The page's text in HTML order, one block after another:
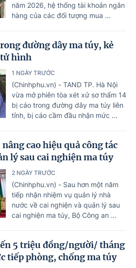
năm 2026, hệ thống tài khoản ngân
hàng của các đối tượng mua ...
đường dây ma túy, kẻ
hình
1 NGÀY TRƯỚC
(Chinhphu.vn) - TAND TP. Hà Nội
vừa mở phiên tòa xét xử sơ thẩm 14
bị cáo trong đường dây ma túy liên
tỉnh, bị cáo cầm đầu nhận mức ...
cao hiệu quả công tác
lý sau cai nghiện ma túy
2 NGÀY TRƯỚC
(Chinhphu.vn) - Sau hơn một năm
tiếp nhận nhiệm vụ quản lý nhà
nước về cai nghiện và quản lý sau
cai nghiện ma túy, Bộ Công an ...
5 triệu đồng/người/ tháng
tiếp phòng, chống ma túy